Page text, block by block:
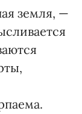
земля, —